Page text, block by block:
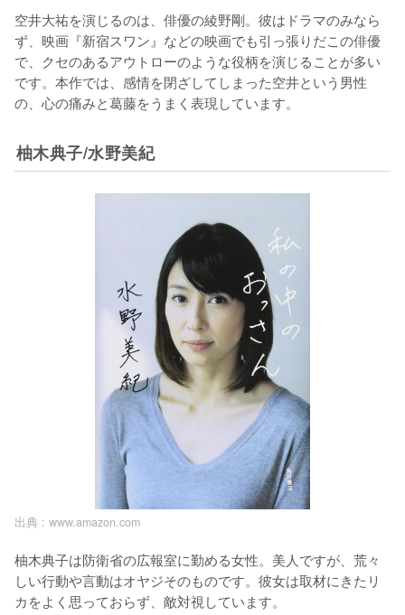
空井大祐を演じるのは、俳優の綾野剛。彼はドラマのみなら
ず、映画『新宿スワン』などの映画でも引っ張りだこの俳優
で、クセのあるアウトローのような役柄を演じることが多い
です。本作では、感情を閉ざしてしまった空井という男性
の、心の痛みと葛藤をうまく表現しています。
柚木典子/水野美紀
出典 : www.amazon.com
柚木典子は防衛省の広報室に勤める女性。美人ですが、荒々
しい行動や言動はオヤジそのものです。彼女は取材にきたリ
カをよく思っておらず、敵対視しています。